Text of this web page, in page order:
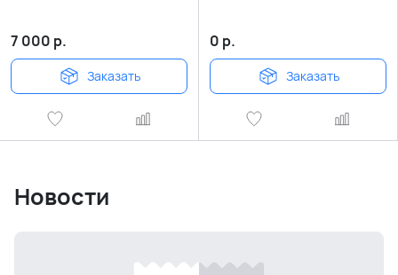
7 000 р.
Заказать
0 р.
Заказать
Новости